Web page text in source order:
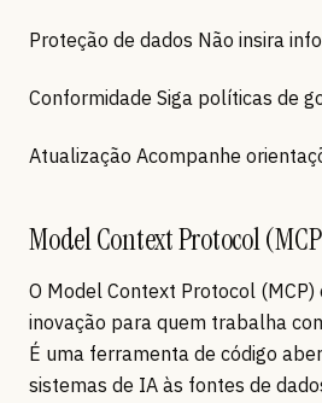
Proteção de dados Não insira
Conformidade Siga políticas de
Atualização Acompanhe
Model Context Protocol
O Model Context Protocol (MCP)
inovação para quem trabalha
É uma ferramenta de código
sistemas de IA às fontes de